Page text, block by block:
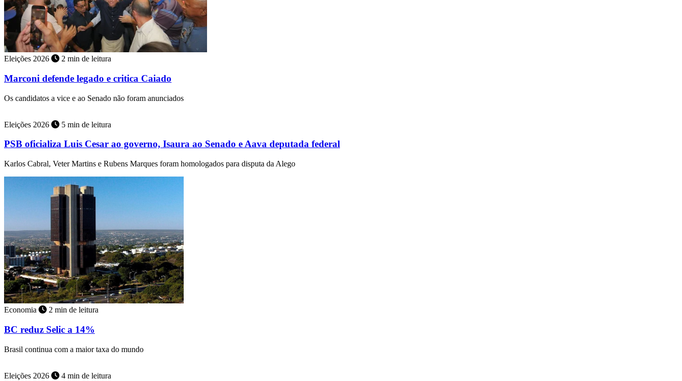
Eleições 2026 2 min de leitura
Marconi defende legado e critica Caiado
Os candidatos a vice e ao Senado não foram anunciados
Eleições 2026 5 min de leitura
PSB oficializa Luis Cesar ao governo, Isaura ao Senado e Aava deputada federal
Karlos Cabral, Veter Martins e Rubens Marques foram homologados para disputa da Alego
Economia 2 min de leitura
BC reduz Selic a 14%
Brasil continua com a maior taxa do mundo
Eleições 2026 4 min de leitura